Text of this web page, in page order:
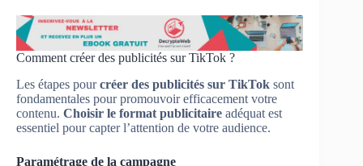
Comment créer des publicités sur TikTok ?
Les étapes pourcréer des publicités sur TikTok sont
fondamentales pour promouvoir efficacement votre
contenu. Choisir le format publicitaire adéquat est
essentiel pour capter l’attention de votre audience.
Paramétrage de la campagne